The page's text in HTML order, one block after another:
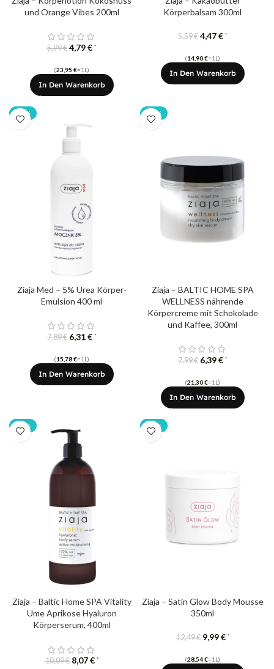
und Orange Vibes 200ml
5,99€ 4,79€ *
(23,95 €=1L)
In Den Warenkorb
Körperbalsam 300ml
5,59€ 4,47€ *
(14,90€=1L)
In Den Warenkorb
-20%
Ziaja Med – 5% Urea Körper-
Emulsion 400 ml
7,89€ 6,31€ *
(15,78€=1L)
In Den Warenkorb
-20%
Ziaja – BALTIC HOME SPA
WELLNESS nährende
Körpercreme mit Schokolade
und Kaffee, 300ml
7,99€ 6,39€ *
(21,30€=1L)
In Den Warenkorb
-20%
Ziaja – Baltic Home SPA Vitality
Ume Aprikose Hyaluron
Körperserum, 400ml
10,09€ 8,07€ *
-20%
Ziaja – Satin Glow Body Mousse
350ml
12,49€ 9,99€ *
(28,54€=1L)